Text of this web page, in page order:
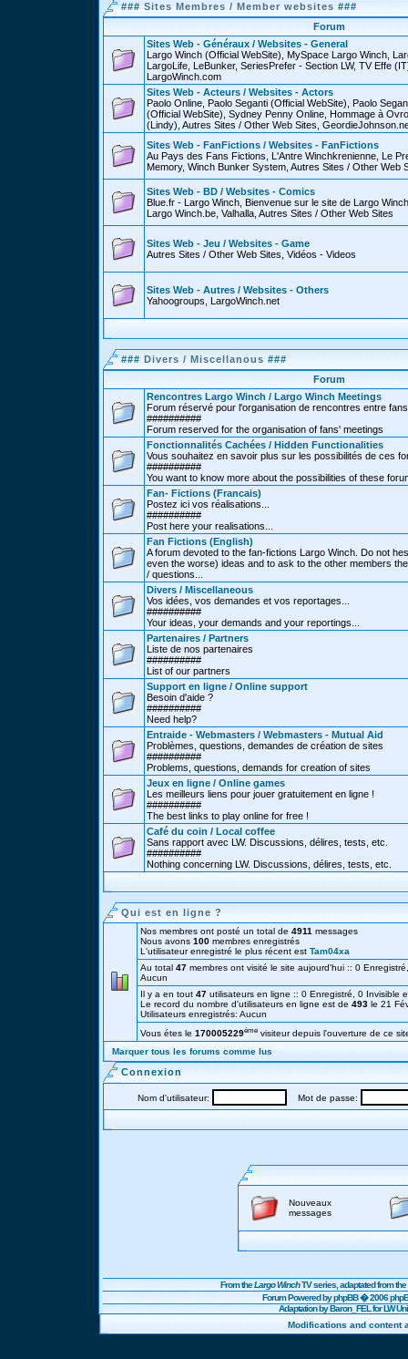
### Sites Membres / Member websites ###
Forum
Sites Web - Généraux / Websites - General
Largo Winch (Official WebSite), MySpace Largo Winch,
LargoLife, LeBunker, SeriesPrefer - Section LW, TV Effe
LargoWinch.com
Sites Web - Acteurs / Websites - Actors
Paolo Online, Paolo Seganti (Official WebSite), Paolo
(Official WebSite), Sydney Penny Online, Hommage à
(Lindy), Autres Sites / Other Web Sites,
Sites Web - FanFictions / Websites - FanFictions
Au Pays des Fans Fictions, L'Antre Winchkrenienne, Le
Memory, Winch Bunker System, Autres Sites / Other Web
Sites Web - BD / Websites - Comics
Blue.fr - Largo Winch, Bienvenue sur le site de Largo
Largo Winch.be, Valhalla, Autres Sites / Other Web Sites
Sites Web - Jeu / Websites - Game
Autres Sites / Other Web Sites, Vidéos - Videos
Sites Web - Autres / Websites - Others
Yahoogroups, LargoWinch.net
### Divers / Miscellanous ###
Forum
Rencontres Largo Winch / Largo Winch Meetings
Forum réservé pour l'organisation de rencontres entre fans
##########
Forum reserved for the organisation of fans' meetings
Fonctionnalités Cachées / Hidden Functionalities
Vous souhaitez en savoir plus sur les possibilités de ces
##########
You want to know more about the possibilities of these
Fan- Fictions (Francais)
Postez ici vos réalisations...
##########
Post here your realisations...
Fan Fictions (English)
A forum devoted to the fan-fictions Largo Winch. Do not
even the worse) ideas and to ask to the other members
/ questions...
Divers / Miscellaneous
Vos idées, vos demandes et vos reportages...
##########
Your ideas, your demands and your reportings...
Partenaires / Partners
Liste de nos partenaires
##########
List of our partners
Support en ligne / Online support
Besoin d'aide ?
##########
Need help?
Entraide - Webmasters / Webmasters - Mutual Aid
Problèmes, questions, demandes de création de sites
##########
Problems, questions, demands for creation of sites
Jeux en ligne / Online games
Les meilleurs liens pour jouer gratuitement en ligne !
##########
The best links to play online for free !
Café du coin / Local coffee
Sans rapport avec LW. Discussions, délires, tests, etc.
##########
Nothing concerning LW. Discussions, délires, tests, etc.
Qui est en ligne ?
Nos membres ont posté un total de 4911 messages
Nous avons 100 membres enregistrés
L'utilisateur enregistré le plus récent est Tam04xa
Au total 47 membres ont visité le site aujourd'hui :: 0
Aucun
Il y a en tout 47 utilisateurs en ligne :: 0 Enregistré, 0
Le record du nombre d'utilisateurs en ligne est de 493 le 21
Utilisateurs enregistrés: Aucun
Vous étes le 170005229éme visiteur depuis l'ouverture de ce
Marquer tous les forums comme lus
Connexion
Nom d'utilisateur: Mot de passe:
Nouveaux
messages
From theLargo WinchTV series, adaptated from
Forum Powered byphpBB� 2006
Adaptation by Baron_FEL for LW
Modifications and content